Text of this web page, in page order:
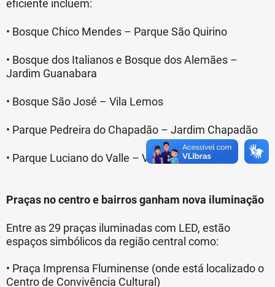
eficiente incluem:
• Bosque Chico Mendes – Parque São Quirino
• Bosque dos Italianos e Bosque dos Alemães –
Jardim Guanabara
• Bosque São José – Vila Lemos
• Parque Pedreira do Chapadão – Jardim Chapadão
• Parque Luciano do Valle – Vila União
Praças no centro e bairros ganham nova iluminação
Entre as 29 praças iluminadas com LED, estão
espaços simbólicos da região central como:
• Praça Imprensa Fluminense (onde está localizado o
Centro de Convivência Cultural)